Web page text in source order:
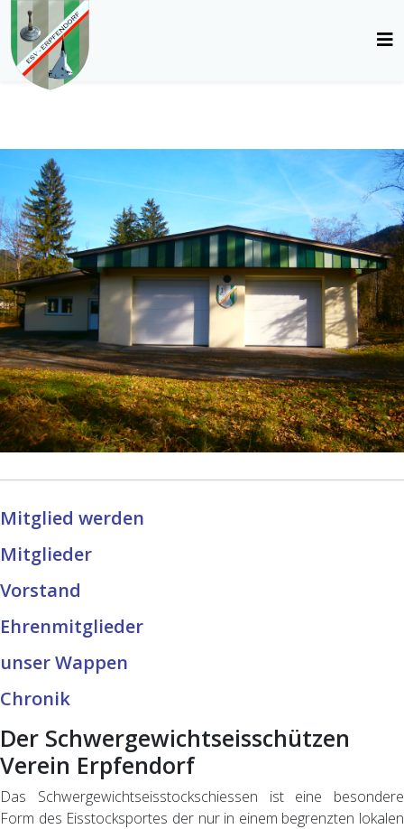
Mitglied werden
Mitglieder
Vorstand
Ehrenmitglieder
unser Wappen
Chronik
Der Schwergewichtseisschützen
Verein Erpfendorf
Das Schwergewichtseisstockschiessen ist eine besondere
Form des Eisstocksportes der nur in einem begrenzten lokalen